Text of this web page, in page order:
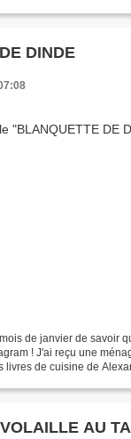
DINDE
de janvier de savoir
! J'ai reçu une
de cuisine de
AU